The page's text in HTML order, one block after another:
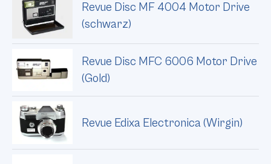
Revue Disc MF 4004 Motor Drive
(schwarz)
Revue Disc MFC 6006 Motor Drive
(Gold)
Revue Edixa Electronica (Wirgin)